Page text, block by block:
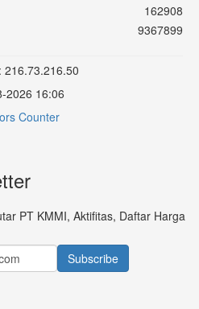
162908
9367899
216.73.216.50
2026 16:06
Counter
PT KMMI, Aktifitas, Daftar Harga